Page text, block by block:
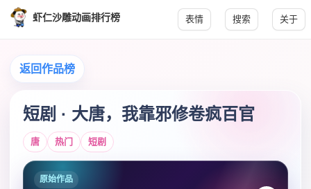
虾仁沙雕动画排行榜 表情 搜索 关于
返回作品榜
短剧 · 大唐，我靠邪修卷疯百官
唐 热门 短剧
原始作品